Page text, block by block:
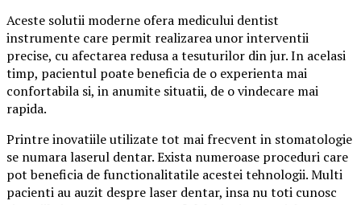
Aceste solutii moderne ofera medicului dentist
instrumente care permit realizarea unor interventii
precise, cu afectarea redusa a tesuturilor din jur. In acelasi
timp, pacientul poate beneficia de o experienta mai
confortabila si, in anumite situatii, de o vindecare mai
rapida.
Printre inovatiile utilizate tot mai frecvent in stomatologie
se numara laserul dentar. Exista numeroase proceduri care
pot beneficia de functionalitatile acestei tehnologii. Multi
pacienti au auzit despre laser dentar, insa nu toti cunosc